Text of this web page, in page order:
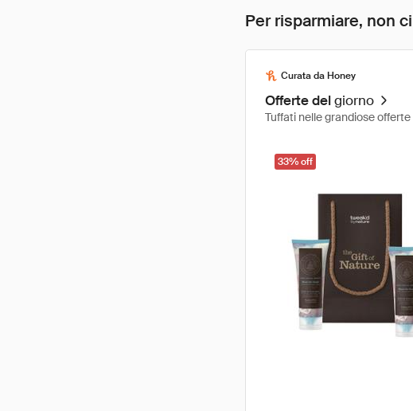
Per risparmiare, non
Curata da Honey
Offerte delgiorno
Tuffati nelle grandiose
33% off